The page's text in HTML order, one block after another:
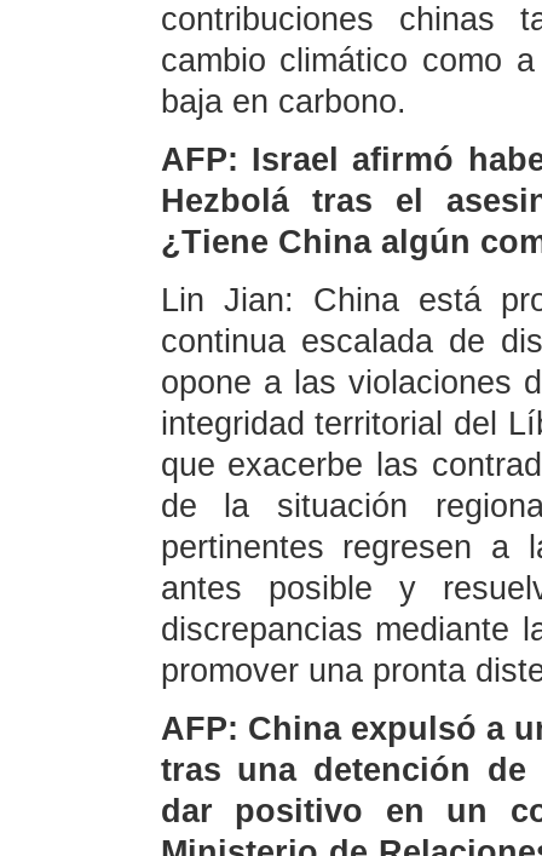
contribuciones
cambio climático como
baja en carbono.
AFP: Israel afirmó
Hezbolá tras el
¿Tiene China algún
Lin Jian: China está
continua escalada de
opone a las violaciones
integridad territorial del
que exacerbe las
de la situación
pertinentes regresen
antes posible y
discrepancias mediante
promover una pronta
AFP: China expulsó a
tras una detención de
dar positivo en un